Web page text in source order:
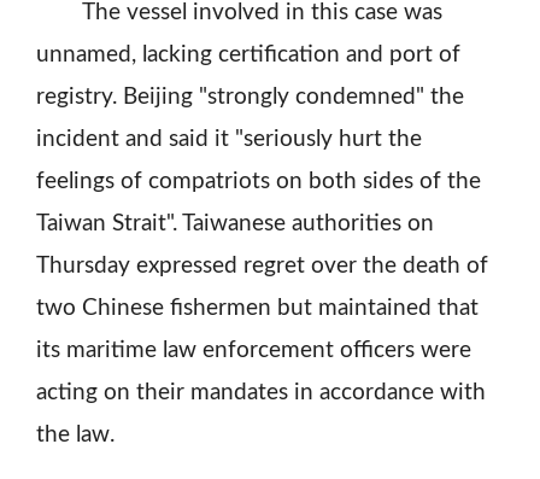
The vessel involved in this case was
unnamed, lacking certification and port of
registry. Beijing "strongly condemned" the
incident and said it "seriously hurt the
feelings of compatriots on both sides of the
Taiwan Strait". Taiwanese authorities on
Thursday expressed regret over the death of
two Chinese fishermen but maintained that
its maritime law enforcement officers were
acting on their mandates in accordance with
the law.